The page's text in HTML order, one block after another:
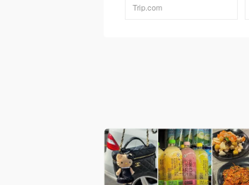
Trip.com